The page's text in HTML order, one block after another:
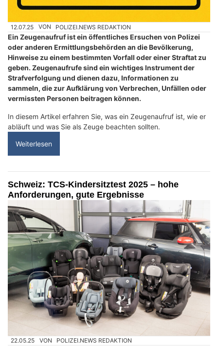
12.07.25 VON POLIZEI.NEWS REDAKTION
Ein Zeugenaufruf ist ein öffentliches Ersuchen von Polizei
oder anderen Ermittlungsbehörden an die Bevölkerung,
Hinweise zu einem bestimmten Vorfall oder einer Straftat zu
geben. Zeugenaufrufe sind ein wichtiges Instrument der
Strafverfolgung und dienen dazu, Informationen zu
sammeln, die zur Aufklärung von Verbrechen, Unfällen oder
vermissten Personen beitragen können.
In diesem Artikel erfahren Sie, was ein Zeugenaufruf ist, wie er
abläuft und was Sie als Zeuge beachten sollten.
Weiterlesen
Schweiz: TCS-Kindersitztest 2025 – hohe
Anforderungen, gute Ergebnisse
22.05.25 VON POLIZEI.NEWS REDAKTION